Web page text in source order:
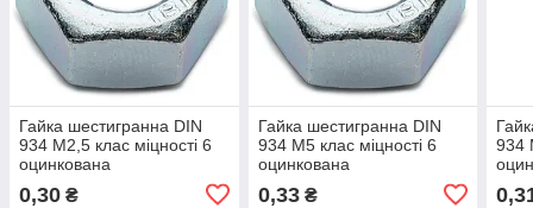
Гайка шестигранна DIN
934 М2,5 клас міцності 6
оцинкована
0,30 ₴
Гайка шестигранна DIN
934 М5 клас міцності 6
оцинкована
0,33₴
934